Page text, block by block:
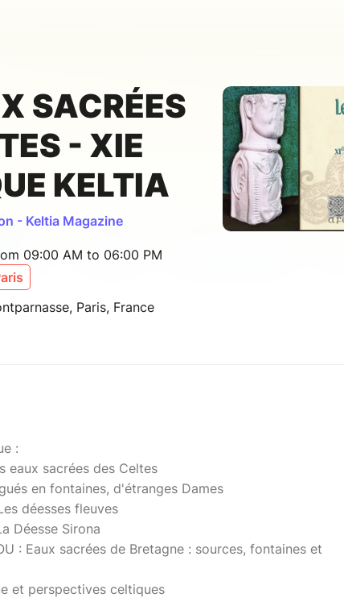
SACRÉES
- XIE
KELTIA
- Keltia Magazine
09:00 AM to 06:00 PM
Paris, France
:
eaux sacrées des Celtes
en fontaines, d'étranges Dames
déesses fleuves
Déesse Sirona
: Eaux sacrées de Bretagne : sources, fontaines et
et perspectives celtiques